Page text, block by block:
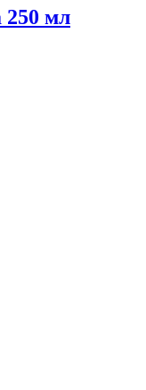
250 мл